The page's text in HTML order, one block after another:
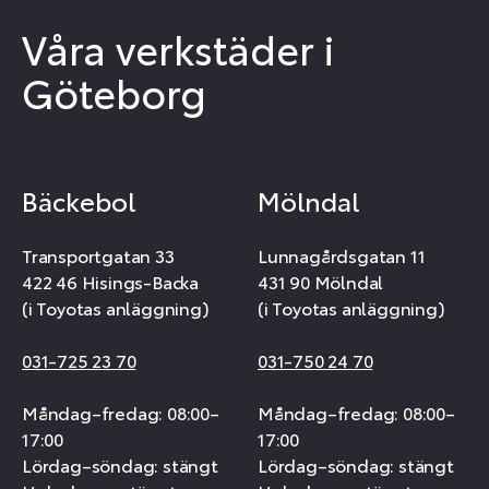
Våra verkstäder i
Göteborg
Bäckebol
Transportgatan 33
422 46 Hisings-Backa
(i Toyotas anläggning)
031-725 23 70
Måndag–fredag: 08:00–
17:00
Lördag–söndag: stängt
Mölndal
Lunnagårdsgatan 11
431 90 Mölndal
(i Toyotas anläggning)
031-750 24 70
Måndag–fredag: 08:00–
17:00
Lördag–söndag: stängt